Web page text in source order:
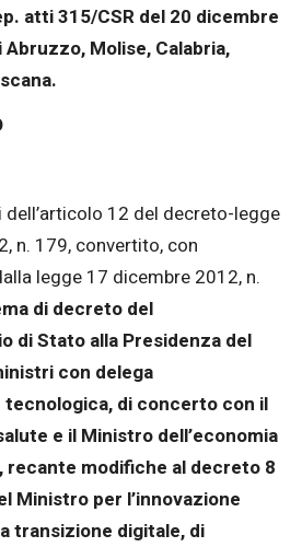
atti 315/CSR del 20 dicembre
Molise, Calabria,
dell’articolo 12 del decreto-legge
n. 179, convertito, con
legge 17 dicembre 2012, n.
di decreto del
di Stato alla Presidenza del
con delega
tecnologica, di concerto con il
e il Ministro dell’economia
recante modifiche al decreto 8
Ministro per l’innovazione
transizione digitale, di